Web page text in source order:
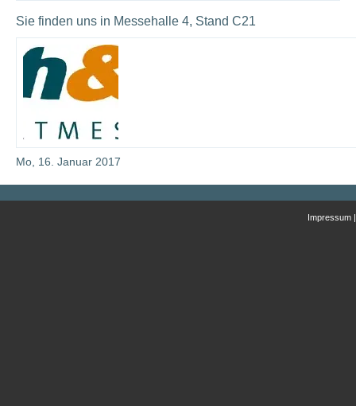
Sie finden uns in Messehalle 4, Stand C21
Mo, 16. Januar 2017
Impressum